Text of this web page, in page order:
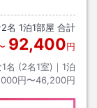
2名 1泊1部屋 合計
92,400円
名 (2名1室)｜ 1泊
円〜46,200円